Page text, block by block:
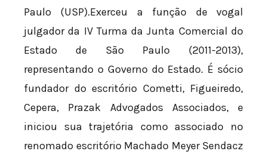
Paulo (USP).Exerceu a função de vogal
julgador da IV Turma da Junta Comercial do
Estado de São Paulo (2011-2013),
representando o Governo do Estado. É sócio
fundador do escritório Cometti, Figueiredo,
Cepera, Prazak Advogados Associados, e
iniciou sua trajetória como associado no
renomado escritório Machado Meyer Sendacz